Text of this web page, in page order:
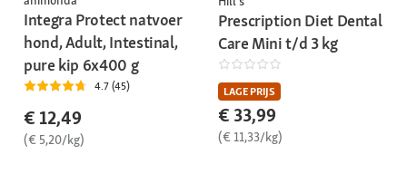
Integra Protect natvoer
hond, Adult, Intestinal,
pure kip 6x400 g
4.7 (45)
€ 12,49
(€ 5,20/kg)
Prescription Diet Dental
Care Mini t/d 3 kg
LAGE PRIJS
€ 33,99
(€ 11,33/kg)